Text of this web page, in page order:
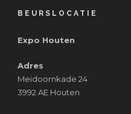
BEURSLOCATIE
Expo Houten
Adres
Meidoornkade 24
3992 AE Houten